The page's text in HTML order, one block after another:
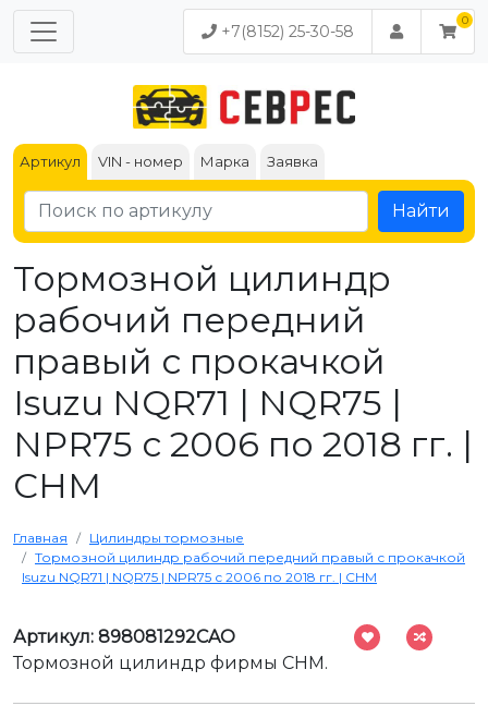
+7(8152) 25-30-58
Артикул VIN - номер Марка Заявка
Найти
Тормозной цилиндр
рабочий передний
правый с прокачкой
Isuzu NQR71 | NQR75 |
NPR75 с 2006 по 2018 гг. |
CHM
Главная
Цилиндры тормозные
Тормозной цилиндр рабочий передний правый с прокачкой
Isuzu NQR71 | NQR75 | NPR75 с 2006 по 2018 гг. | CHM
Артикул: 898081292CAO
Тормозной цилиндр фирмы CHM.